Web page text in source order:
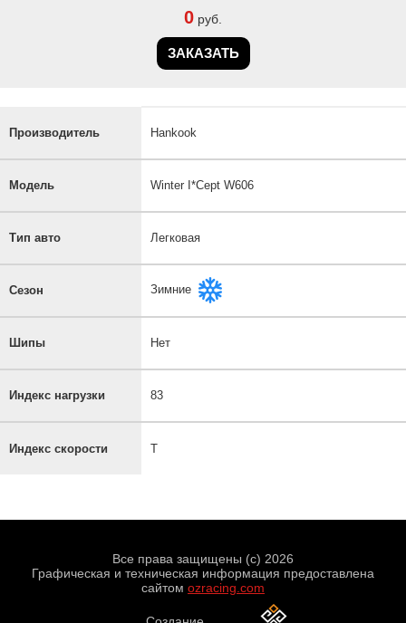
0 руб.
ЗАКАЗАТЬ
Производитель Hankook
Модель Winter I*Cept W606
Тип авто Легковая
Сезон Зимние
Шипы Нет
Индекс нагрузки 83
Индекс скорости T
Все права защищены (с) 2026
Графическая и техническая информация предоставлена
сайтом ozracing.com